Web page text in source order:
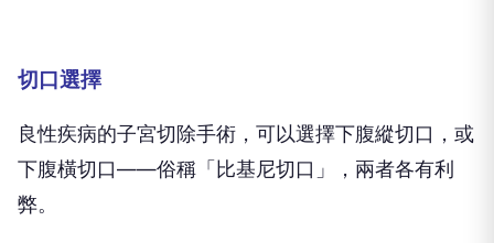
切口選擇
良性疾病的子宮切除手術，可以選擇下腹縱切口，或
下腹橫切口——俗稱「比基尼切口」，兩者各有利
弊。